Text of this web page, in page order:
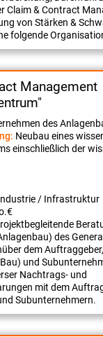
Claim & Contract
von Stärken &
folgende
Management
des
Neubau eines
einschließlich der
/ Infrastruktur
des
dem
und
Nachtrags- und
mit dem
Subunternehmern.